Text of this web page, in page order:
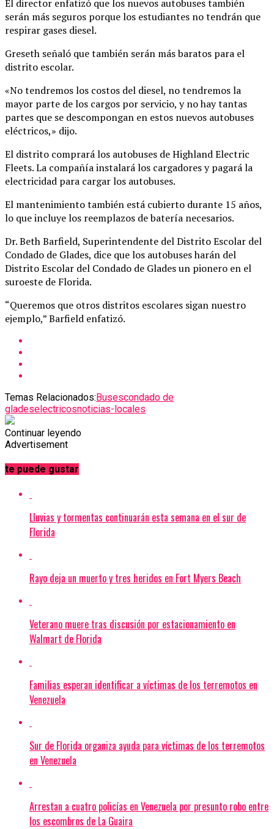
El director enfatizó que los nuevos autobuses también
serán más seguros porque los estudiantes no tendrán que
respirar gases diesel.
Greseth señaló que también serán más baratos para el
distrito escolar.
«No tendremos los costos del diesel, no tendremos la
mayor parte de los cargos por servicio, y no hay tantas
partes que se descompongan en estos nuevos autobuses
eléctricos,» dijo.
El distrito comprará los autobuses de Highland Electric
Fleets. La compañía instalará los cargadores y pagará la
electricidad para cargar los autobuses.
El mantenimiento también está cubierto durante 15 años,
lo que incluye los reemplazos de batería necesarios.
Dr. Beth Barfield, Superintendente del Distrito Escolar del
Condado de Glades, dice que los autobuses harán del
Distrito Escolar del Condado de Glades un pionero en el
suroeste de Florida.
“Queremos que otros distritos escolares sigan nuestro
ejemplo,” Barfield enfatizó.
Temas Relacionados:Busescondado de
gladeselectricosnoticias-locales
Continuar leyendo
Advertisement
te puede gustar
Lluvias y tormentas continuarán esta semana en el sur de
Florida
Rayo deja un muerto y tres heridos en Fort Myers Beach
Veterano muere tras discusión por estacionamiento en
Walmart de Florida
Familias esperan identificar a víctimas de los terremotos en
Venezuela
Sur de Florida organiza ayuda para víctimas de los terremotos
en Venezuela
Arrestan a cuatro policías en Venezuela por presunto robo entre
los escombros de La Guaira